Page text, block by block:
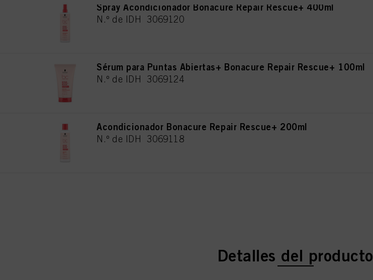
Spray Acondicionador Bonacure Repair Rescue+ 400ml
N.º de IDH 3069120
Sérum para Puntas Abiertas+ Bonacure Repair Rescue+ 100ml
N.º de IDH 3069124
Acondicionador Bonacure Repair Rescue+ 200ml
N.º de IDH 3069118
current tab:
current tab:
Detalles del producto